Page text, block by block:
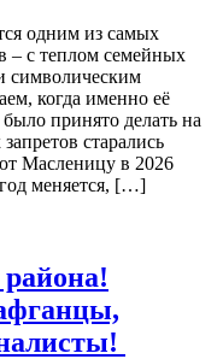
одним из самых
– с теплом семейных
символическим
когда именно её
было принято делать на
старались
Масленицу в 2026
меняется, […]